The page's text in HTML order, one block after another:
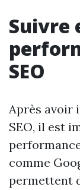
Suivre
SEO
Après avoir
SEO, il est
comme
permettent